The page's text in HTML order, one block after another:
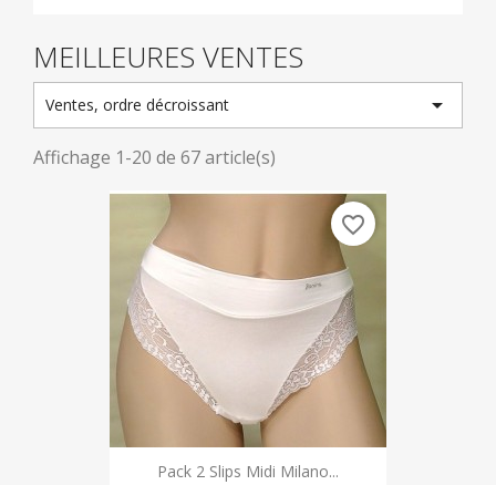
MEILLEURES VENTES
Ventes, ordre décroissant 
Affichage 1-20 de 67 article(s)
Pack 2 Slips Midi Milano...
favorite_border